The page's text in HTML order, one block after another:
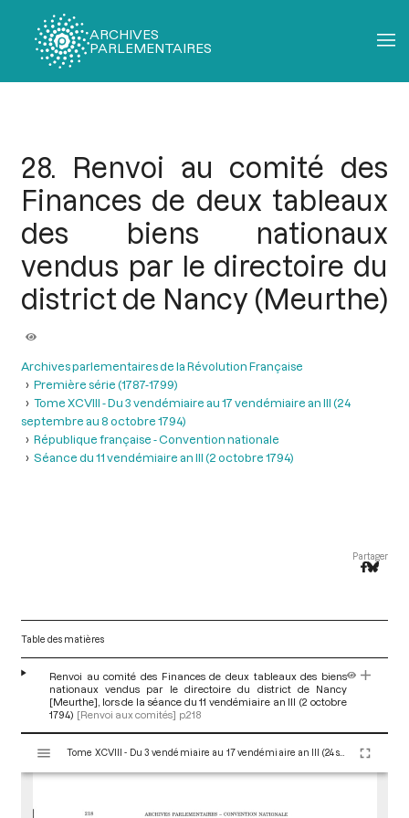
ARCHIVES
PARLEMENTAIRES
28. Renvoi au comité des
Finances de deux tableaux
des biens nationaux
vendus par le directoire du
district de Nancy (Meurthe)
Archives parlementaires de la Révolution Française
Première série (1787-1799)
Tome XCVIII - Du 3 vendémiaire au 17 vendémiaire an III (24
septembre au 8 octobre 1794)
République française - Convention nationale
Séance du 11 vendémiaire an III (2 octobre 1794)
Partager
Table des matières
Renvoi au comité des Finances de deux tableaux des biens
nationaux vendus par le directoire du district de Nancy
[Meurthe], lors de la séance du 11 vendémiaire an III (2 octobre
1794) [Renvoi aux comités] p.218
s